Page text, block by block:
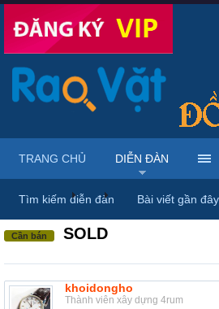
Diễn đàn ... Mua bán đồng hồ
Cần bán SOLD
khoidongho
Thành viên xây dựng 4rum
TRANG CHỦ DIỄN ĐÀN
Tìm kiếm diễn đàn Bài viết gần đây